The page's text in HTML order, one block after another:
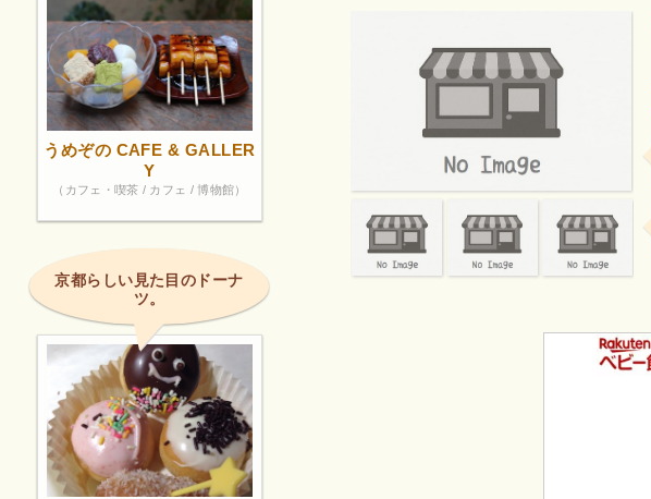
うめぞの CAFE & GALLER
Y
（カフェ・喫茶 / カフェ / 博物館）
京都らしい見た目のドーナ
ツ。